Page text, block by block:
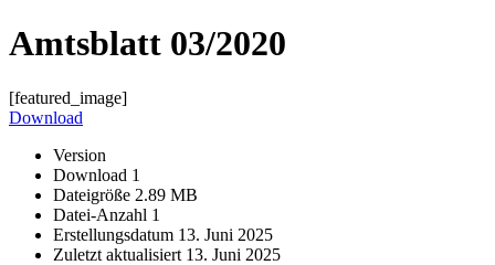
Amtsblatt 03/2020
[featured_image]
Download
Version
Download 1
Dateigröße 2.89 MB
Datei-Anzahl 1
Erstellungsdatum 13. Juni 2025
Zuletzt aktualisiert 13. Juni 2025